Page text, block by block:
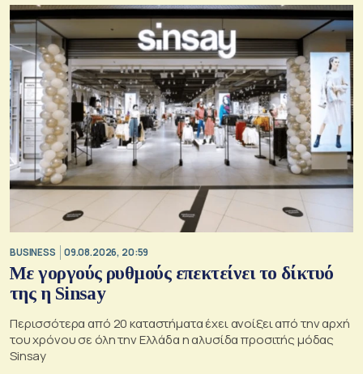
BUSINESS 09.08.2026, 20:59
Με γοργούς ρυθμούς επεκτείνει το δίκτυό
της η Sinsay
Περισσότερα από 20 καταστήματα έχει ανοίξει από την αρχή
του χρόνου σε όλη την Ελλάδα η αλυσίδα προσιτής μόδας
Sinsay